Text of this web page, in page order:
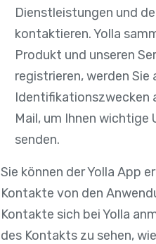
Dienstleistungen und
kontaktieren. Yolla
Produkt und unseren
registrieren, werden
Identifikationszwecken
Mail, um Ihnen
senden.
Sie können der Yolla App
Kontakte von den
Kontakte sich bei Yolla
des Kontakts zu sehen,